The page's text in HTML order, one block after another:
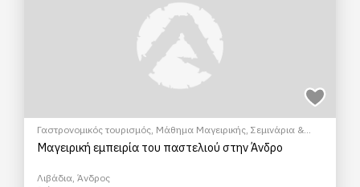
Γαστρονομικός τουρισμός, Μάθημα Μαγειρικής, Σεμινάρια &
Μαθήματα
Μαγειρική εμπειρία του παστελιού στην Άνδρο
Λιβάδια, Άνδρος